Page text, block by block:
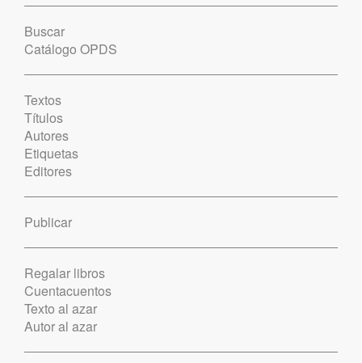
Buscar
Catálogo OPDS
Textos
Títulos
Autores
Etiquetas
Editores
Publicar
Regalar libros
Cuentacuentos
Texto al azar
Autor al azar